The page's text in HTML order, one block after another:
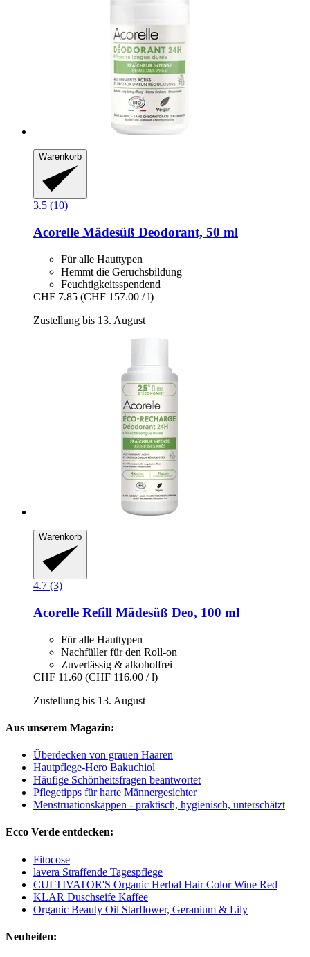
Warenkorb
3.5 (10)
Acorelle Mädesüß Deodorant, 50 ml
Für alle Hauttypen
Hemmt die Geruchsbildung
Feuchtigkeitsspendend
CHF 7.85 (CHF 157.00 / l)
Zustellung bis 13. August
Warenkorb
4.7 (3)
Acorelle Refill Mädesüß Deo, 100 ml
Für alle Hauttypen
Nachfüller für den Roll-on
Zuverlässig & alkoholfrei
CHF 11.60 (CHF 116.00 / l)
Zustellung bis 13. August
Aus unserem Magazin:
Überdecken von grauen Haaren
Hautpflege-Hero Bakuchiol
Häufige Schönheitsfragen beantwortet
Pflegetipps für harte Männergesichter
Menstruationskappen - praktisch, hygienisch, unterschätzt
Ecco Verde entdecken:
Fitocose
lavera Straffende Tagespflege
CULTIVATOR'S Organic Herbal Hair Color Wine Red
KLAR Duschseife Kaffee
Organic Beauty Oil Starflower, Geranium & Lily
Neuheiten: